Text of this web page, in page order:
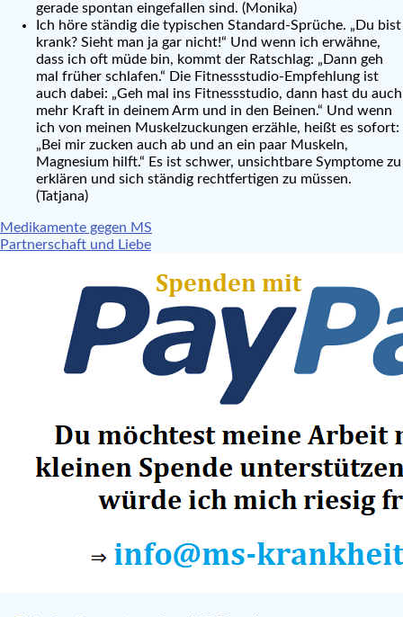
gerade spontan eingefallen sind. (Monika)
Ich höre ständig die typischen Standard-Sprüche. „Du bist
krank? Sieht man ja gar nicht!“ Und wenn ich erwähne,
dass ich oft müde bin, kommt der Ratschlag: „Dann geh
mal früher schlafen.“ Die Fitnessstudio-Empfehlung ist
auch dabei: „Geh mal ins Fitnessstudio, dann hast du auch
mehr Kraft in deinem Arm und in den Beinen.“ Und wenn
ich von meinen Muskelzuckungen erzähle, heißt es sofort:
„Bei mir zucken auch ab und an ein paar Muskeln,
Magnesium hilft.“ Es ist schwer, unsichtbare Symptome zu
erklären und sich ständig rechtfertigen zu müssen.
(Tatjana)
Beitragsnavigation
Medikamente gegen MS
Partnerschaft und Liebe